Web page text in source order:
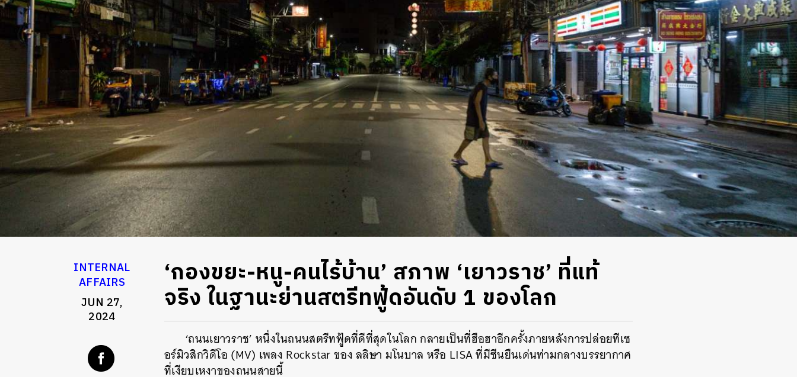
INTERNAL
AFFAIRS
JUN 27,
2024
‘กองขยะ-หนู-คนไร้บ้าน’ สภาพ ‘เยาวราช’ ที่แท้
จริง ในฐานะย่านสตรีทฟู้ดอันดับ 1 ของโลก
‘ถนนเยาวราช’ หนึ่งในถนนสตรีทฟู้ดที่ดีที่สุดในโลก กลายเป็นที่ฮือฮาอีกครั้งภายหลังการปล่อยทีเซ
อร์มิวสิกวิดีโอ (MV) เพลง Rockstar ของ ลลิษา มโนบาล หรือ LISA ที่มีซีนยืนเด่นท่ามกลางบรรยากาศ
ที่เงียบเหงาของถนนสายนี้